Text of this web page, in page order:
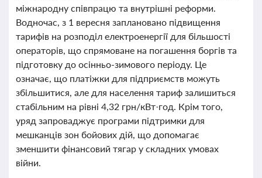
міжнародну співпрацю та внутрішні реформи.
Водночас, з 1 вересня заплановано підвищення
тарифів на розподіл електроенергії для більшості
операторів, що спрямоване на погашення боргів та
підготовку до осінньо-зимового періоду. Це
означає, що платіжки для підприємств можуть
збільшитися, але для населення тариф залишиться
стабільним на рівні 4,32 грн/кВт·год. Крім того,
уряд запроваджує програми підтримки для
мешканців зон бойових дій, що допомагає
зменшити фінансовий тягар у складних умовах
війни.